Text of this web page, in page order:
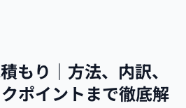
もり｜方法、内訳、
ポイントまで徹底解